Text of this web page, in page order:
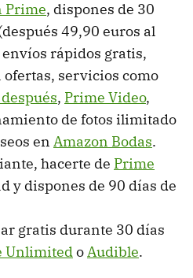
Prime, dispones de 30
49,90 euros al
rápidos gratis,
servicios como
, Prime Video,
de fotos ilimitado
en Amazon Bodas.
hacerte de Prime
y dispones de 90 días de
gratis durante 30 días
UnlimitedoAudible.